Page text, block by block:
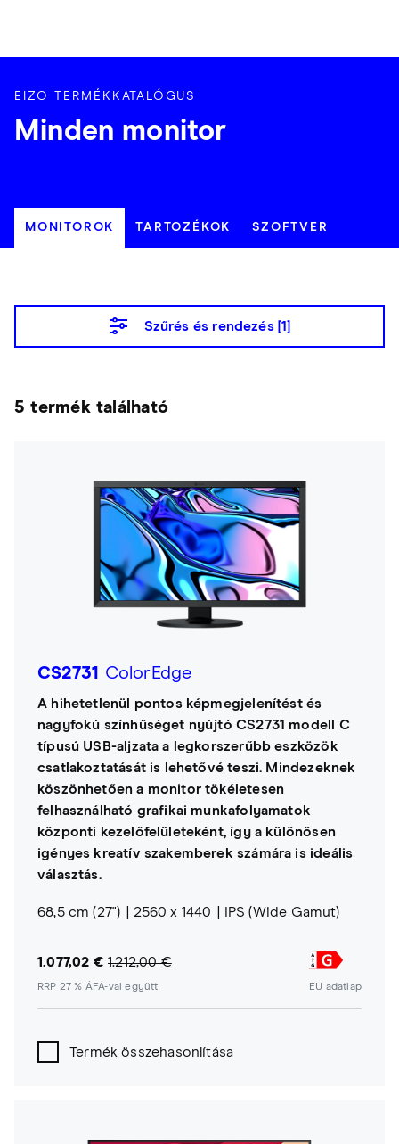
EIZO TERMÉKKATALÓGUS
Minden monitor
MONITOROK TARTOZÉKOK SZOFTVER
Szűrés és rendezés [1]
5 termék található
CS2731 ColorEdge
A hihetetlenül pontos képmegjelenítést és
nagyfokú színhűséget nyújtó CS2731 modell C
típusú USB-aljzata a legkorszerűbb eszközök
csatlakoztatását is lehetővé teszi. Mindezeknek
köszönhetően a monitor tökéletesen
felhasználható grafikai munkafolyamatok
központi kezelőfelületeként, így a különösen
igényes kreatív szakemberek számára is ideális
választás.
68,5 cm (27") 2560 x 1440 IPS (Wide Gamut)
1.077,02 € 1.212,00 €
RRP 27 % ÁFÁ-val együtt EU adatlap
Termék összehasonlítása